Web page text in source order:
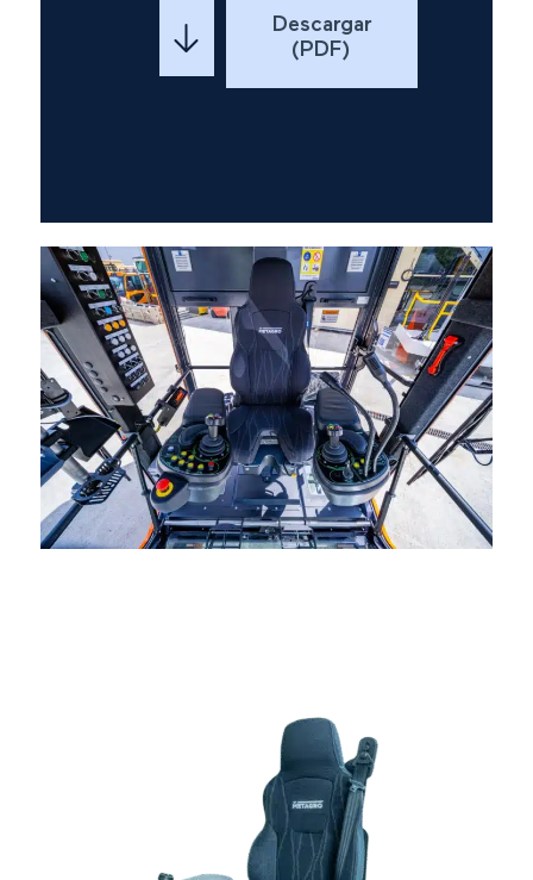
Descargar
(PDF)